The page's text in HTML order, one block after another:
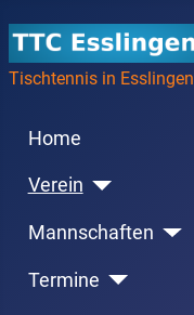
Tischtennis in Esslingen
Home
Verein
Mannschaften
Termine